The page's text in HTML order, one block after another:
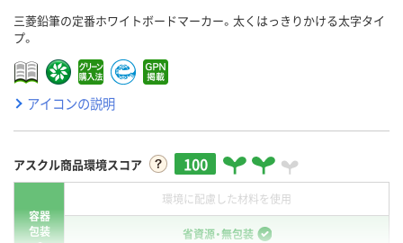
三菱鉛筆の定番ホワイトボードマーカー。太くはっきりかける太字タイ
プ。
アイコンの説明
アスクル商品環境スコア 100
容器
包装
環境に配慮した材料を使用
省資源・無包装